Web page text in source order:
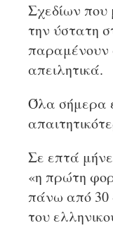
Σχεδίων
την ύστατη
παραμένουν
απειλητικά.
Όλα σήμερα
Σε επτά
«η πρώτη
πάνω από 30
του